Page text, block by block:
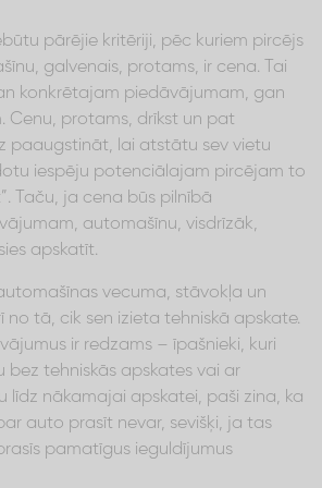
pārējie kritēriji, pēc kuriem pircējs
galvenais, protams, ir cena. Tai
konkrētajam piedāvājumam, gan
Cenu, protams, drīkst un pat
paaugstināt, lai atstātu sev vietu
iespēju potenciālajam pircējam to
Taču, ja cena būs pilnībā
automašīnu, visdrīzāk,
apskatīt.
vecuma, stāvokļa un
no tā, cik sen izieta tehniskā apskate.
ir redzams – īpašnieki, kuri
tehniskās apskates vai ar
līdz nākamajai apskatei, paši zina, ka
auto prasīt nevar, sevišķi, ja tas
pamatīgus ieguldījumus